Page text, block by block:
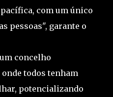
com um único
pessoas", garante o
concelho
todos tenham
potencializando